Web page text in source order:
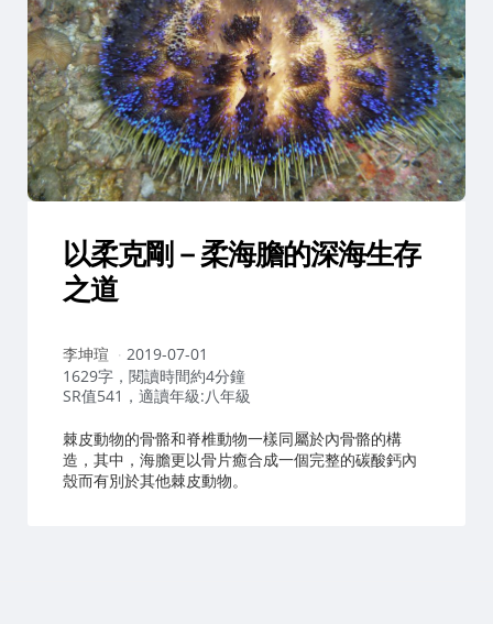
以柔克剛－柔海膽的深海生存
之道
作
者：
李坤瑄
2019-07-01
1629字，閱讀時間約4分鐘
SR值541，適讀年級:八年級
棘皮動物的骨骼和脊椎動物一樣同屬於內骨骼的構
造，其中，海膽更以骨片癒合成一個完整的碳酸鈣內
殼而有別於其他棘皮動物。